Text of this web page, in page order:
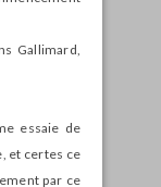
Gallimard,
essaie de
et certes ce
par ce